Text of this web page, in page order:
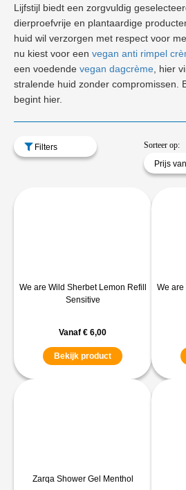
Lijfstijl biedt een zorgvuldig
dierproefvrije en plantaardige
huid wil verzorgen met respect voor
nu kiest voor een vegan anti rimpel
een voedende vegan dagcrème , hier
stralende huid zonder compromissen.
begint hier.
Filters
Sorteer op:
Prijs
We are Wild Sherbet Lemon Refill
Sensitive
Vanaf € 6,00
Bekijk product
We are
Zarqa Shower Gel Menthol